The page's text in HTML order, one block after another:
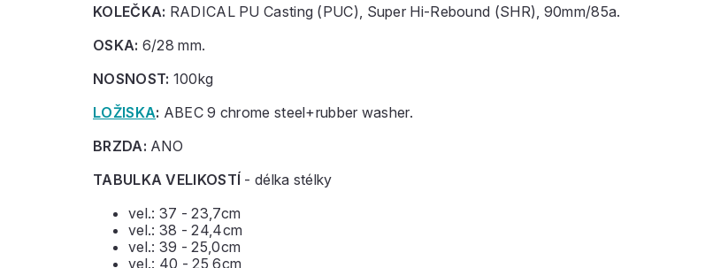
KOLEČKA: RADICAL PU Casting (PUC), Super Hi-Rebound (SHR), 90mm/85a.
OSKA: 6/28 mm.
NOSNOST: 100kg
LOŽISKA: ABEC 9 chrome steel+rubber washer.
BRZDA: ANO
TABULKA VELIKOSTÍ - délka stélky
vel.: 37 - 23,7cm
vel.: 38 - 24,4cm
vel.: 39 - 25,0cm
vel.: 40 - 25,6cm